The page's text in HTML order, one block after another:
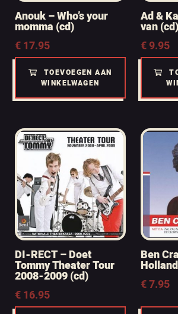
Anouk – Who’s your
momma (cd)
€17.95
TOEVOEGEN AAN
WINKELWAGEN
Ad &
van (cd)
€9.95
DI-RECT – Doet
Tommy Theater Tour
2008-2009 (cd)
€16.95
Ben
€7.95